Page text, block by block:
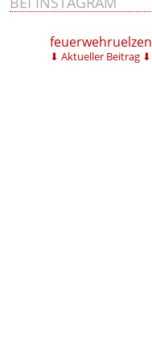
feuerwehruelzen
⬇ Aktueller Beitrag ⬇